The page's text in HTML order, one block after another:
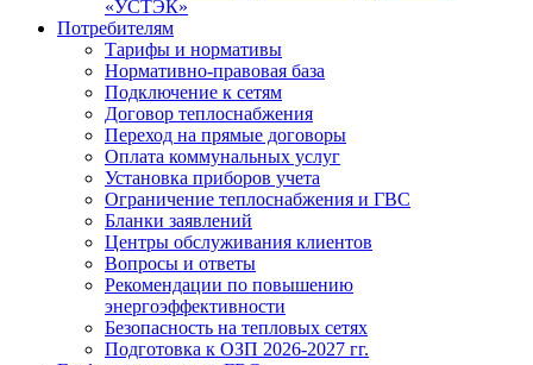
«УСТЭК»
Потребителям
Тарифы и нормативы
Нормативно-правовая база
Подключение к сетям
Договор теплоснабжения
Переход на прямые договоры
Оплата коммунальных услуг
Установка приборов учета
Ограничение теплоснабжения и ГВС
Бланки заявлений
Центры обслуживания клиентов
Вопросы и ответы
Рекомендации по повышению
энергоэффективности
Безопасность на тепловых сетях
Подготовка к ОЗП 2026-2027 гг.